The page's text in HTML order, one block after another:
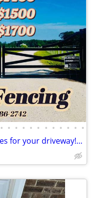
• • • • • • • • • • • •
Gorgeous Entrance Gates for your driveway! Bi-Dual powder coated.